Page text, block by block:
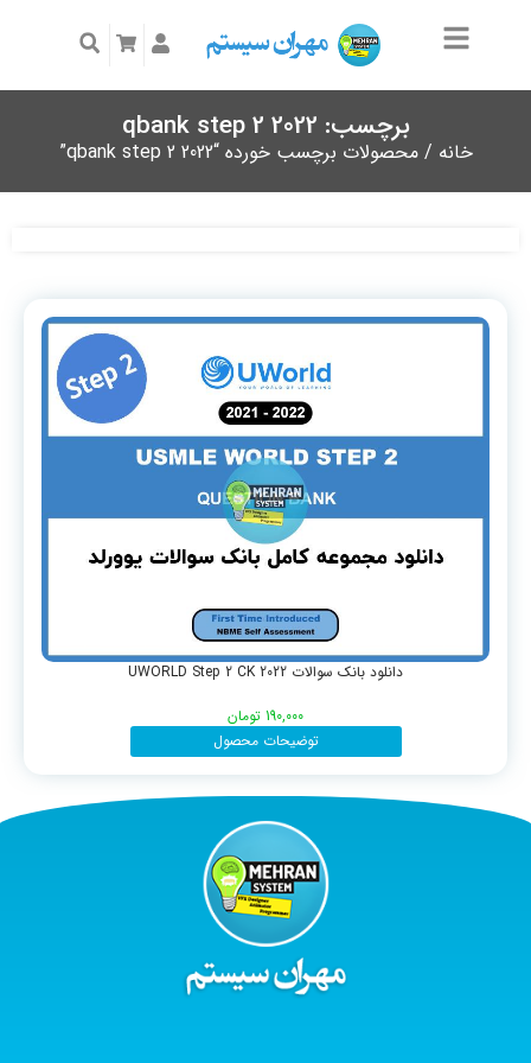
برچسب: qbank step 2 2022
خانه / محصولات برچسب خورده “qbank step 2 2022”
دانلود بانک سوالات UWORLD Step 2 CK 2022
190,000 تومان
توضیحات محصول